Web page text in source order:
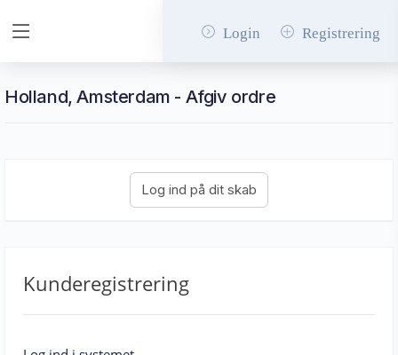
Login Registrering
Holland, Amsterdam - Afgiv ordre
Kunderegistrering